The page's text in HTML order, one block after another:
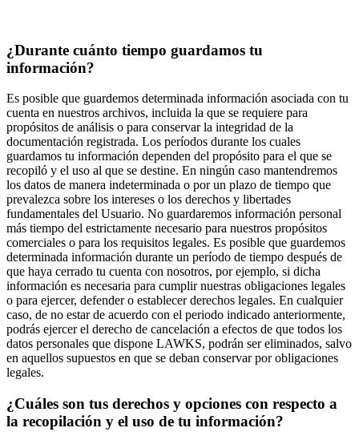
¿Durante cuánto tiempo guardamos tu
información?
Es posible que guardemos determinada información asociada con tu
cuenta en nuestros archivos, incluida la que se requiere para
propósitos de análisis o para conservar la integridad de la
documentación registrada. Los períodos durante los cuales
guardamos tu información dependen del propósito para el que se
recopiló y el uso al que se destine. En ningún caso mantendremos
los datos de manera indeterminada o por un plazo de tiempo que
prevalezca sobre los intereses o los derechos y libertades
fundamentales del Usuario. No guardaremos información personal
más tiempo del estrictamente necesario para nuestros propósitos
comerciales o para los requisitos legales. Es posible que guardemos
determinada información durante un período de tiempo después de
que haya cerrado tu cuenta con nosotros, por ejemplo, si dicha
información es necesaria para cumplir nuestras obligaciones legales
o para ejercer, defender o establecer derechos legales. En cualquier
caso, de no estar de acuerdo con el periodo indicado anteriormente,
podrás ejercer el derecho de cancelación a efectos de que todos los
datos personales que dispone LAWKS, podrán ser eliminados, salvo
en aquellos supuestos en que se deban conservar por obligaciones
legales.
¿Cuáles son tus derechos y opciones con respecto a
la recopilación y el uso de tu información?